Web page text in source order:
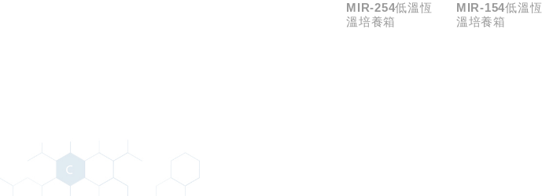
MIR-254低溫恆
溫培養箱
MIR-154低溫恆
溫培養箱